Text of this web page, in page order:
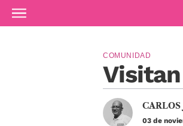
Ir al contenido principal
COMUNIDAD
CARLOS
03 de